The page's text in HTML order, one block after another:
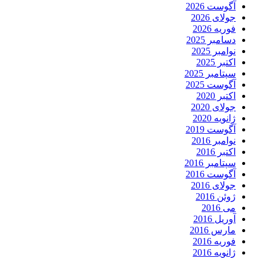
آگوست 2026
جولای 2026
فوریه 2026
دسامبر 2025
نوامبر 2025
اکتبر 2025
سپتامبر 2025
آگوست 2025
اکتبر 2020
جولای 2020
ژانویه 2020
آگوست 2019
نوامبر 2016
اکتبر 2016
سپتامبر 2016
آگوست 2016
جولای 2016
ژوئن 2016
می 2016
آوریل 2016
مارس 2016
فوریه 2016
ژانویه 2016